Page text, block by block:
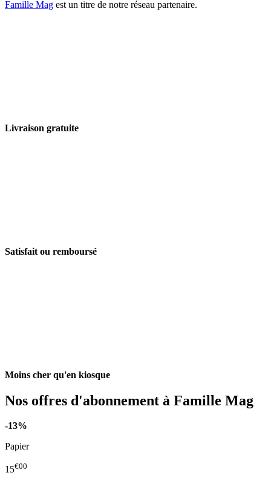
Famille Mag est un titre de notre réseau partenaire.
Livraison gratuite
Satisfait ou remboursé
Moins cher qu'en kiosque
Nos offres d'abonnement à Famille Mag
-13%
Papier
15€00